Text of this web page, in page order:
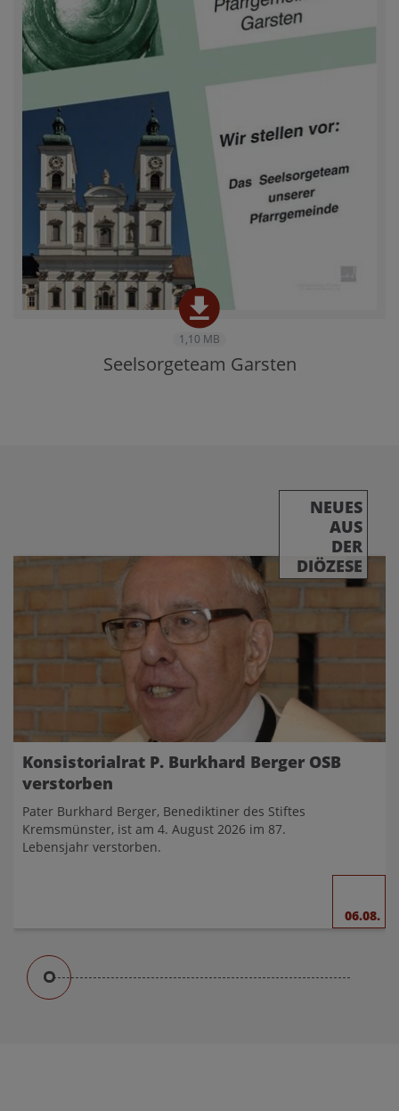
1,10 MB
Seelsorgeteam Garsten
NEUES
AUS
DER
DIÖZESE
Konsistorialrat P. Burkhard Berger OSB
verstorben
Pater Burkhard Berger, Benediktiner des Stiftes
Kremsmünster, ist am 4. August 2026 im 87.
Lebensjahr verstorben.
06.08.